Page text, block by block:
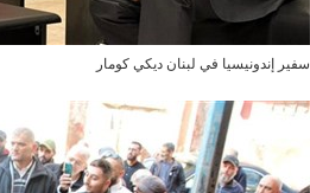
سفير إندونيسيا في لبنان ديكي كومار